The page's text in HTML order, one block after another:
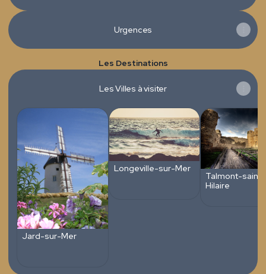
Urgences
Les Destinations
Les Villes à visiter
Jard-sur-Mer
Longeville-sur-Mer
Talmont-saint-
Hilaire